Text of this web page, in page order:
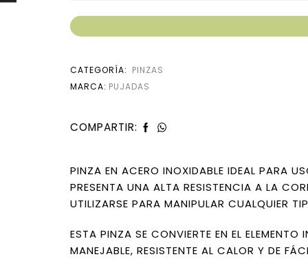
CATEGORÍA: PINZAS
MARCA: PUJADAS
COMPARTIR:
PINZA EN ACERO INOXIDABLE IDEAL PARA
PRESENTA UNA ALTA RESISTENCIA A LA
UTILIZARSE PARA MANIPULAR CUALQUIER
ESTA PINZA SE CONVIERTE EN EL
MANEJABLE, RESISTENTE AL CALOR Y DE